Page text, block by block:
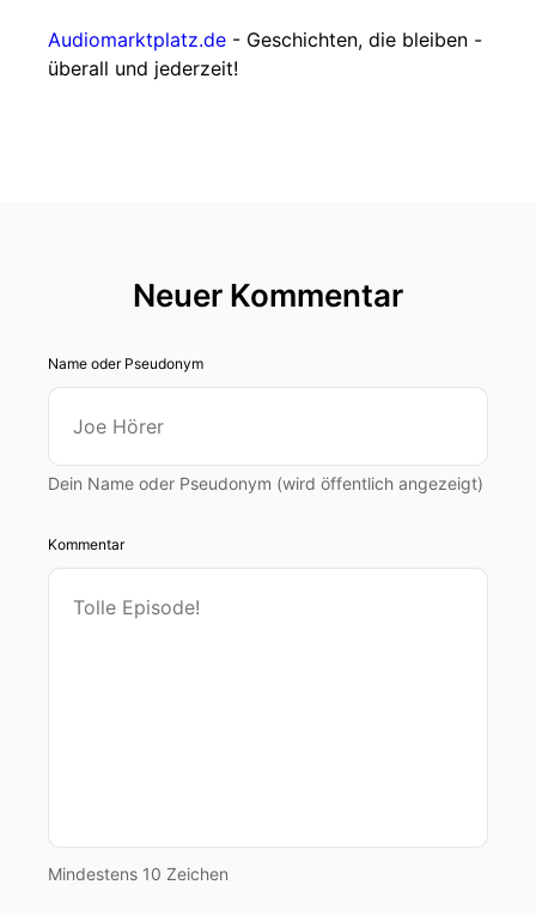
Audiomarktplatz.de - Geschichten, die bleiben -
überall und jederzeit!
Neuer Kommentar
Name oder Pseudonym
Dein Name oder Pseudonym (wird öffentlich angezeigt)
Kommentar
Mindestens 10 Zeichen